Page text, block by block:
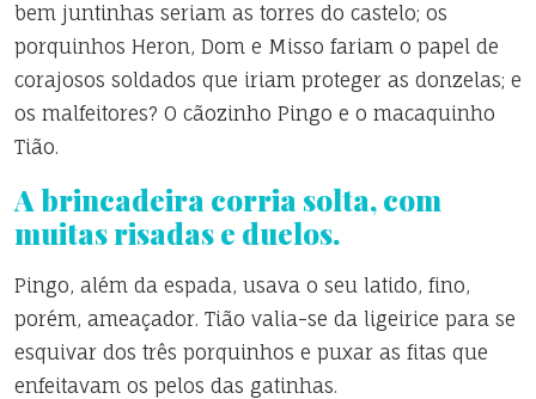
bem juntinhas seriam as torres do castelo; os
porquinhos Heron, Dom e Misso fariam o papel de
corajosos soldados que iriam proteger as donzelas; e
os malfeitores? O cãozinho Pingo e o macaquinho
Tião.
A brincadeira corria solta, com
muitas risadas e duelos.
Pingo, além da espada, usava o seu latido, fino,
porém, ameaçador. Tião valia-se da ligeirice para se
esquivar dos três porquinhos e puxar as fitas que
enfeitavam os pelos das gatinhas.